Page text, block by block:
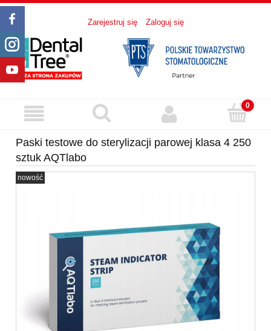
Zarejestruj się Zaloguj się
Paski testowe do sterylizacji parowej klasa 4 250
sztuk AQTlabo
nowość